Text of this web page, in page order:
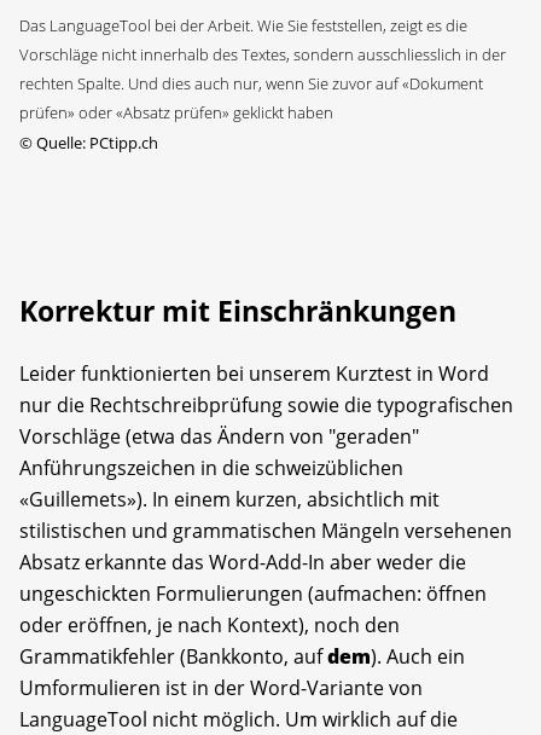
Das LanguageTool bei der Arbeit. Wie Sie feststellen, zeigt es die
Vorschläge nicht innerhalb des Textes, sondern ausschliesslich in der
rechten Spalte. Und dies auch nur, wenn Sie zuvor auf «Dokument
prüfen» oder «Absatz prüfen» geklickt haben
©Quelle: PCtipp.ch
Korrektur mit Einschränkungen
Leider funktionierten bei unserem Kurztest in Word
nur die Rechtschreibprüfung sowie die typografischen
Vorschläge (etwa das Ändern von "geraden"
Anführungszeichen in die schweizüblichen
«Guillemets»). In einem kurzen, absichtlich mit
stilistischen und grammatischen Mängeln versehenen
Absatz erkannte das Word-Add-In aber weder die
ungeschickten Formulierungen (aufmachen: öffnen
oder eröffnen, je nach Kontext), noch den
Grammatikfehler (Bankkonto, aufdem). Auch ein
Umformulieren ist in der Word-Variante von
LanguageTool nicht möglich. Um wirklich auf die